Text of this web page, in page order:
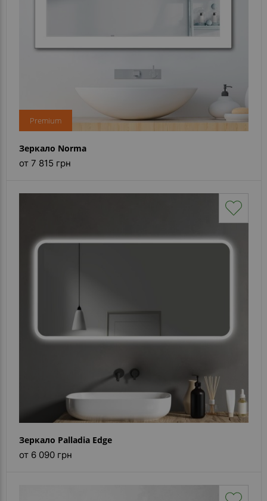
Premium
Зеркало Norma
от 7 815 грн
Зеркало Palladia Edge
от 6 090 грн